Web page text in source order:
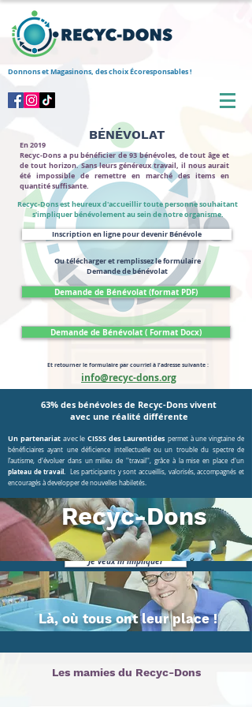
Donnons et Magasinons, des choix Écoresponsables !
En 2019
Recyc-Dons a pu bénéficier de 93 bénévoles, de tout âge et
de tout horizon. Sans leurs généreux travail, il nous aurait
été impossible de remettre en marché des items en
quantité suffisante.
BÉNÉVOLAT
Recyc-Dons est heureux d'accueillir toute personne souhaitant
s'impliquer bénévolement au sein de notre organisme.
Inscription en ligne pour devenir Bénévole
Ou télécharger et remplissez le formulaire
Demande de bénévolat
Demande de Bénévolat (format PDF)
Demande de Bénévolat ( Format Docx)
Et retourner le formulaire par courriel à l’adresse suivante :
info@recyc-dons.org
63% des bénévoles de Recyc-Dons vivent
avec une réalité différente
Un partenariatavec leCISSS des Laurentides permet à une vingtaine de
bénéficiairesayant une déficience intellectuelle ou un trouble du spectre de
l’autisme, d'évoluer dans un milieu de ''travail'', grâce à la mise en place d'un
plateau de travail.
Les participants y sont accueillis, valorisés, accompagnés et
encouragés à developper de nouvelles habiletés.
Je veux m'impliquer
Recyc-Dons
Là, où tous ont leur place !
Les mamies du Recyc-Dons